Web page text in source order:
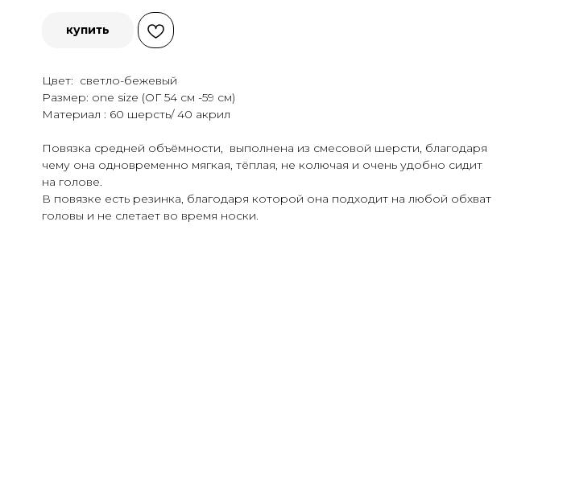
купить
Цвет: светло-бежевый
Размер: one size (ОГ 54 см -59 см)
Материал : 60 шерсть/ 40 акрил
Повязка средней объёмности, выполнена из смесовой шерсти, благодаря
чему она одновременно мягкая, тёплая, не колючая и очень удобно сидит
на голове.
В повязке есть резинка, благодаря которой она подходит на любой обхват
головы и не слетает во время носки.